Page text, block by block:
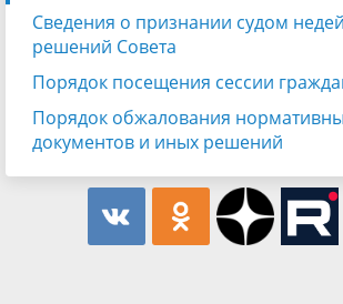
Сведения о признании судом
решений Совета
Порядок посещения сессии
Порядок обжалования
документов и иных решений